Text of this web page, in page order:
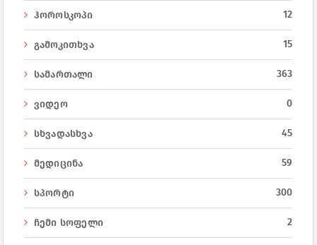
ჰოროსკოპი 12
გამოკითხვა 15
სამართალი 363
ვიდეო 0
სხვადასხვა 45
მედიცინა 59
სპორტი 300
ჩემი სოფელი 2